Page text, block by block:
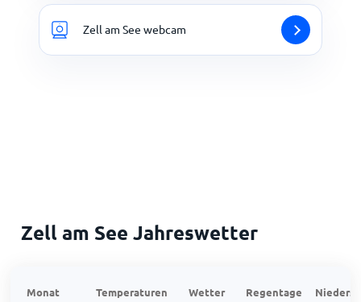
Zell am See webcam
Zell am See Jahreswetter
Monat Temperaturen Wetter Regentage